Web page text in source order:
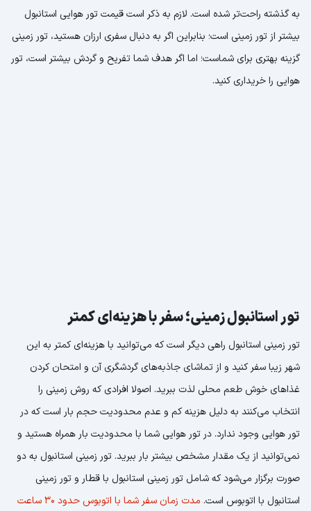
به گذشته راحت‌تر شده است. لازم به ذکر است قیمت تور هوایی استانبول
بیشتر از تور زمینی است؛ بنابراین اگر به دنبال سفری ارزان هستید، تور زمینی
گزینه بهتری برای شماست؛ اما اگر هدف شما تفریح و گردش بیشتر است، تور
هوایی را خریداری کنید.
تور استانبول زمینی؛ سفر با هزینه‌ای کمتر
تور زمینی استانبول راهی دیگر است که می‌توانید با هزینه‌ای کمتر به این
شهر زیبا سفر کنید و از تماشای جاذبه‌های گردشگری آن و امتحان کردن
غذاهای خوش طعم محلی لذت ببرید. اصولا افرادی که روش زمینی را
انتخاب می‌کنند به دلیل هزینه کم و عدم محدودیت حجم بار است که در
تور هوایی وجود ندارد. در تور هوایی شما با محدودیت بار همراه هستید و
نمی‌توانید از یک مقدار مشخص بیشتر بار ببرید. تور زمینی استانبول به دو
صورت برگزار می‌شود که شاملتور زمینی استانبول با قطار و تور زمینی
استانبول با اتوبوس است. مدت زمان سفر شما با اتوبوس حدود 30 ساعت